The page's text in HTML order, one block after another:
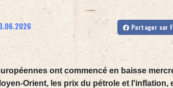
Partager sur
ont commencé en baisse
Orient, les prix du pétrole et l'inflation,